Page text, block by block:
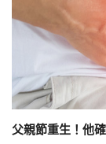
父親節重生！他